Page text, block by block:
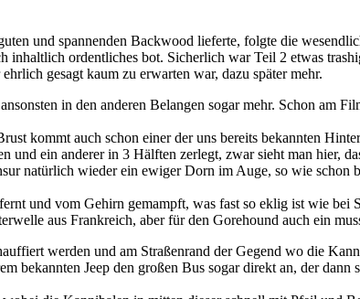
und spannenden Backwood lieferte, folgte die
inhaltlich ordentliches bot. Sicherlich war Teil 2 etwas
gesagt kaum zu erwarten war, dazu später mehr.
in den anderen Belangen sogar mehr. Schon am
kommt auch schon einer der uns bereits bekannten
und ein anderer in 3 Hälften zerlegt, zwar sieht man hier,
natürlich wieder ein ewiger Dorn im Auge, so wie schon
und vom Gehirn gemampft, was fast so eklig ist wie bei
aus Frankreich, aber für den Gorehound auch ein
werden und am Straßenrand der Gegend wo die
bekannten Jeep den großen Bus sogar direkt an, der